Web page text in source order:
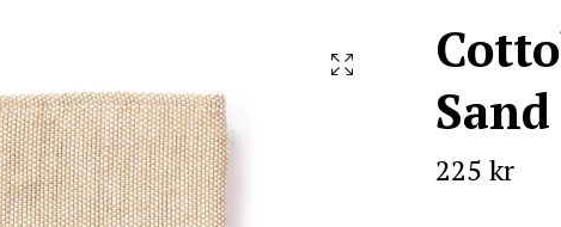
Sand
225 kr